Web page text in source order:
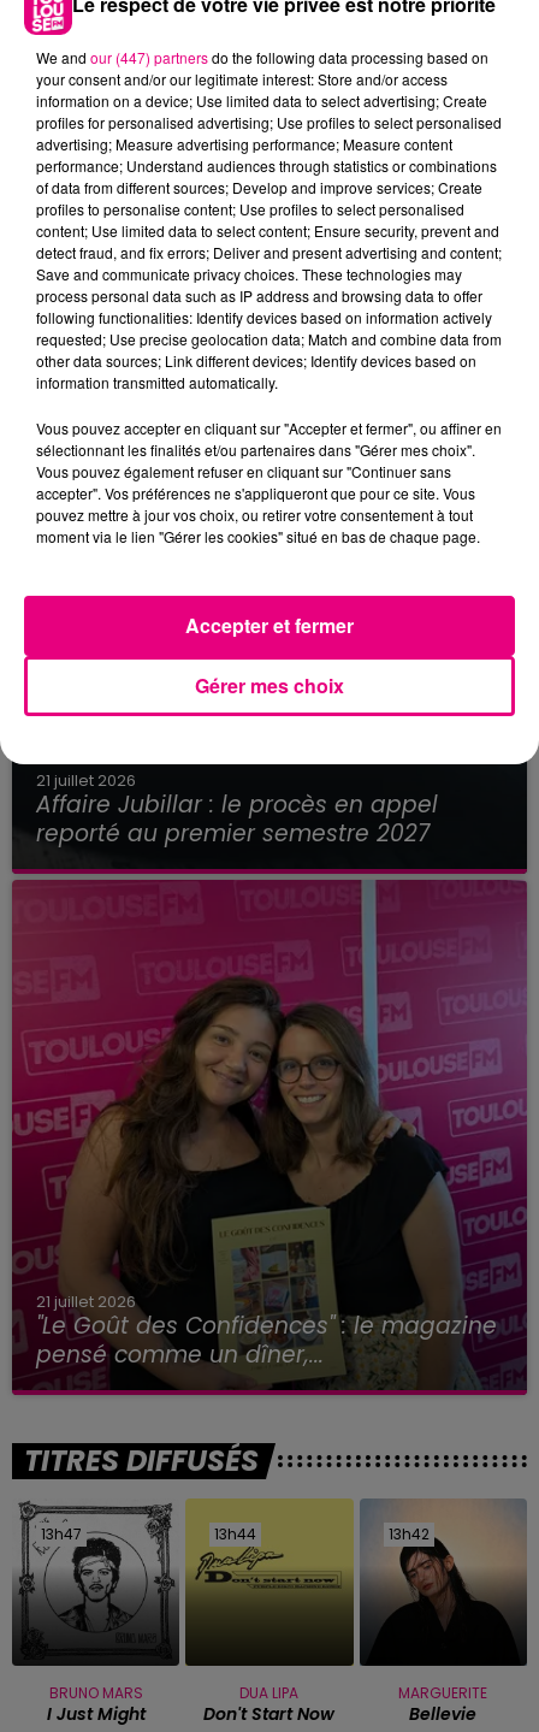
22 juillet 2026
Toulouse : circulation perturbée dans le
secteur François Verdier...
21 juillet 2026
Affaire Jubillar : le procès en appel
reporté au premier semestre 2027
21 juillet 2026
"Le Goût des Confidences" : le magazine
pensé comme un dîner,...
TITRES DIFFUSÉS
13h47
13h47
BRUNO MARS
I Just Might
13h44
13h44
DUA LIPA
Don't Start Now
13h42
13h42
MARGUERITE
Bellevie
We and our (447) partnersdo the following data processing based on
your consent and/or our legitimate interest: Store and/or access
information on a device; Use limited data to select advertising; Create
profiles for personalised advertising; Use profiles to select personalised
advertising; Measure advertising performance; Measure content
performance; Understand audiences through statistics or combinations
of data from different sources; Develop and improve services; Create
profiles to personalise content; Use profiles to select personalised
content; Use limited data to select content; Ensure security, prevent and
detect fraud, and fix errors; Deliver and present advertising and content;
Save and communicate privacy choices. These technologies may
process personal data such as IP address and browsing data to offer
following functionalities: Identify devices based on information actively
requested; Use precise geolocation data; Match and combine data from
other data sources; Link different devices; Identify devices based on
information transmitted automatically.
Vous pouvez accepter en cliquant sur "Accepter et fermer", ou affiner en
sélectionnant les finalités et/ou partenaires dans "Gérer mes choix".
Vous pouvez également refuser en cliquant sur "Continuer sans
accepter". Vos préférences ne s'appliqueront que pour ce site. Vous
pouvez mettre à jour vos choix, ou retirer votre consentement à tout
moment via le lien "Gérer les cookies" situé en bas de chaque page.
Gérer mes choix
Accepter et fermer